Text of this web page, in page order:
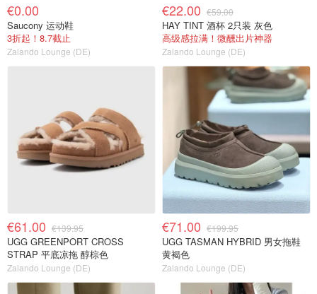
€0.00
Saucony 运动鞋
3折起！8.7截止
Zalando Lounge (DE)
€22.00 €59.00
HAY TINT 酒杯 2只装 灰色
高级感拉满！微醺出片神器
Zalando Lounge (DE)
€61.00 €139.95
UGG GREENPORT CROSS
STRAP 平底凉拖 醇棕色
Zalando Lounge (DE)
€71.00 €199.95
UGG TASMAN HYBRID 男女拖鞋
黄褐色
Zalando Lounge (DE)